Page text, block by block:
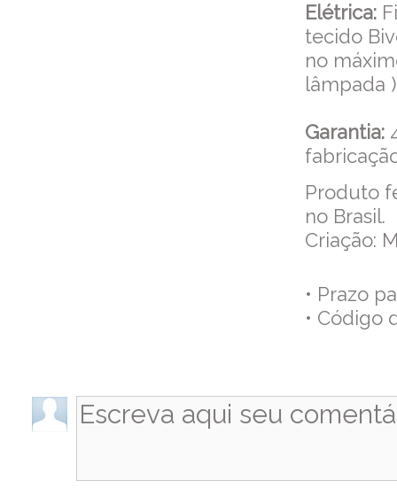
Elétrica:
tecido
no
lâmpada )
Garantia:
Produto
no Brasil.
Criação:
• Prazo
• Código